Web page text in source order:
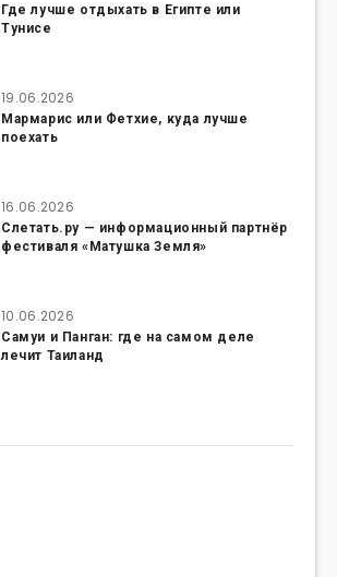
Где лучше отдыхать в Египте или
Тунисе
19.06.2026
Мармарис или Фетхие, куда лучше
поехать
16.06.2026
Слетать.ру — информационный партнёр
фестиваля «Матушка Земля»
10.06.2026
Самуи и Панган: где на самом деле
лечит Таиланд